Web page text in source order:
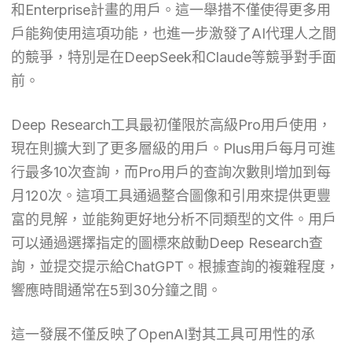
和Enterprise計畫的用戶。這一舉措不僅使得更多用
戶能夠使用這項功能，也進一步激發了AI代理人之間
的競爭，特別是在DeepSeek和Claude等競爭對手面
前。
Deep Research工具最初僅限於高級Pro用戶使用，
現在則擴大到了更多層級的用戶。Plus用戶每月可進
行最多10次查詢，而Pro用戶的查詢次數則增加到每
月120次。這項工具通過整合圖像和引用來提供更豐
富的見解，並能夠更好地分析不同類型的文件。用戶
可以通過選擇指定的圖標來啟動Deep Research查
詢，並提交提示給ChatGPT。根據查詢的複雜程度，
響應時間通常在5到30分鐘之間。
這一發展不僅反映了OpenAI對其工具可用性的承